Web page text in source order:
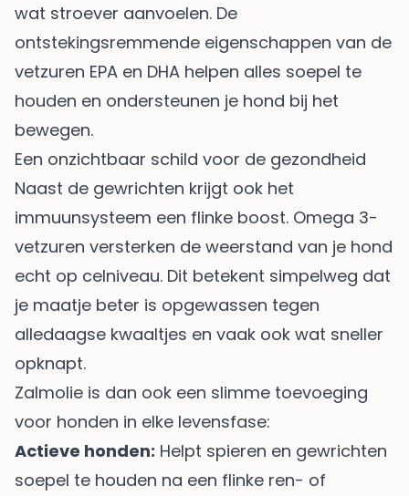
wat stroever aanvoelen. De
ontstekingsremmende eigenschappen van de
vetzuren EPA en DHA helpen alles soepel te
houden en ondersteunen je hond bij het
bewegen.
Een onzichtbaar schild voor de gezondheid
Naast de gewrichten krijgt ook het
immuunsysteem een flinke boost. Omega 3-
vetzuren versterken de weerstand van je hond
echt op celniveau. Dit betekent simpelweg dat
je maatje beter is opgewassen tegen
alledaagse kwaaltjes en vaak ook wat sneller
opknapt.
Zalmolie is dan ook een slimme toevoeging
voor honden in elke levensfase:
Actieve honden: Helpt spieren en gewrichten
soepel te houden na een flinke ren- of